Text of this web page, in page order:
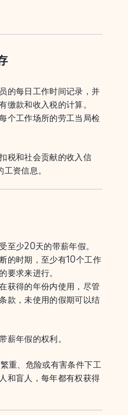
的每日工作时间记录，并
缴款和收入税的计算。
个工作场所的劳工当局检
税和社会贡献的收入信
资信息。
至少20天的带薪年假。
的时期，至少有10个工作
要求来进行。
获得的年份内使用，尽管
款，未使用的假期可以结
薪年假的权利。
重、危险或有害条件下工
和盲人，每年都有权获得